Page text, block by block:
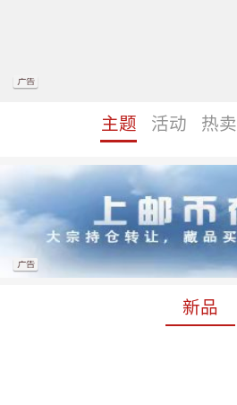
主题 活动 热卖
新品